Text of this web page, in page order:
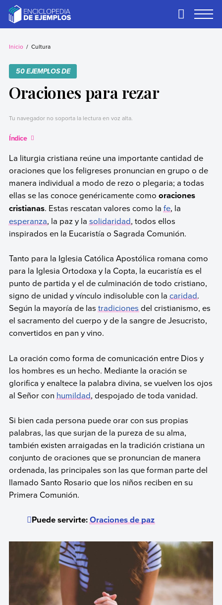
contentEjemplos
Necesitas ejemplos.
Primary
Inicio Cultura
50 EJEMPLOS DE
Oraciones para rezar
Tu navegador no soporta la lectura en voz alta.
Índice
La liturgia cristiana reúne una importante cantidad de
oraciones que los feligreses pronuncian en grupo o de
manera individual a modo de rezo o plegaria; a todas
ellas se las conoce genéricamente como oraciones
cristianas. Estas rescatan valores como lafe, la
esperanza, la paz y lasolidaridad, todos ellos
inspirados en la Eucaristía o Sagrada Comunión.
Tanto para la Iglesia Católica Apostólica romana como
para la Iglesia Ortodoxa y la Copta, la eucaristía es el
punto de partida y el de culminación de todo cristiano,
signo de unidad y vínculo indisoluble con lacaridad.
Según la mayoría de lastradicionesdel cristianismo, es
el sacramento del cuerpo y de la sangre de Jesucristo,
convertidos en pan y vino.
La oración como forma de comunicación entre Dios y
los hombres es un hecho. Mediante la oración se
glorifica y enaltece la palabra divina, se vuelven los ojos
al Señor conhumildad, despojado de toda vanidad.
Si bien cada persona puede orar con sus propias
palabras, las que surjan de la pureza de su alma,
también existen arraigadas en la tradición cristiana un
conjunto de oraciones que se pronuncian de manera
ordenada, las principales son las que forman parte del
llamado Santo Rosario que los niños reciben en su
Primera Comunión.
Puede servirte:Oraciones de paz